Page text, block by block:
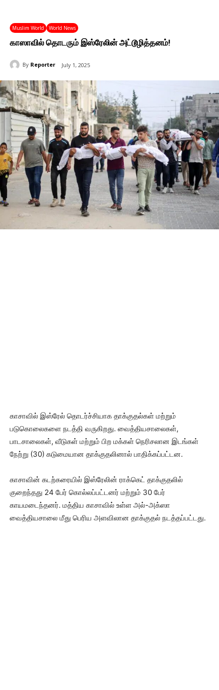
Muslim World World News
காஸாவில் தொடரும் இஸ்ரேலின் அட்டூழித்தனம்!
By Reporter July 1, 2025
காசாவில் இஸ்ரேல் தொடர்ச்சியாக தாக்குதல்கள் மற்றும்
படுகொலைகளை நடத்தி வருகிறது. வைத்தியசாலைகள்,
பாடசாலைகள், வீடுகள் மற்றும் பிற மக்கள் நெரிசலான இடங்கள்
நேற்று (30) கடுமையான தாக்குதலினால் பாதிக்கப்பட்டன.
காசாவின் கடற்கரையில் இஸ்ரேலின் ராக்கெட் தாக்குதலில்
குறைந்தது 24 பேர் கொல்லப்பட்டனர் மற்றும் 30 பேர்
காயமடைந்தனர். மத்திய காசாவில் உள்ள அல்-அக்ஸா
வைத்தியசாலை மீது பெரிய அளவிலான தாக்குதல் நடத்தப்பட்டது.